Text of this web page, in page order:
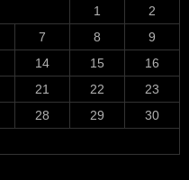
1
2
7 8
9
14 15
16
21 22
23
28 29
30